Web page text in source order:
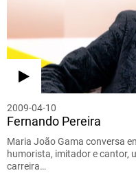
2009-04-10
Fernando Pereira
Maria João Gama conversa
humorista, imitador e cantor,
carreira…